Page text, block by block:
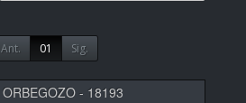
Ant. 01 Sig.
ORBEGOZO - 18193